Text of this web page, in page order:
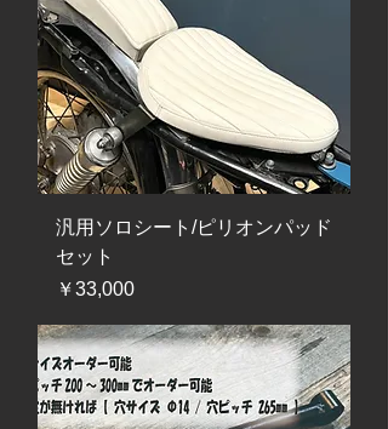
汎用ソロシート/ピリオンパッド
セット
価格
￥33,000